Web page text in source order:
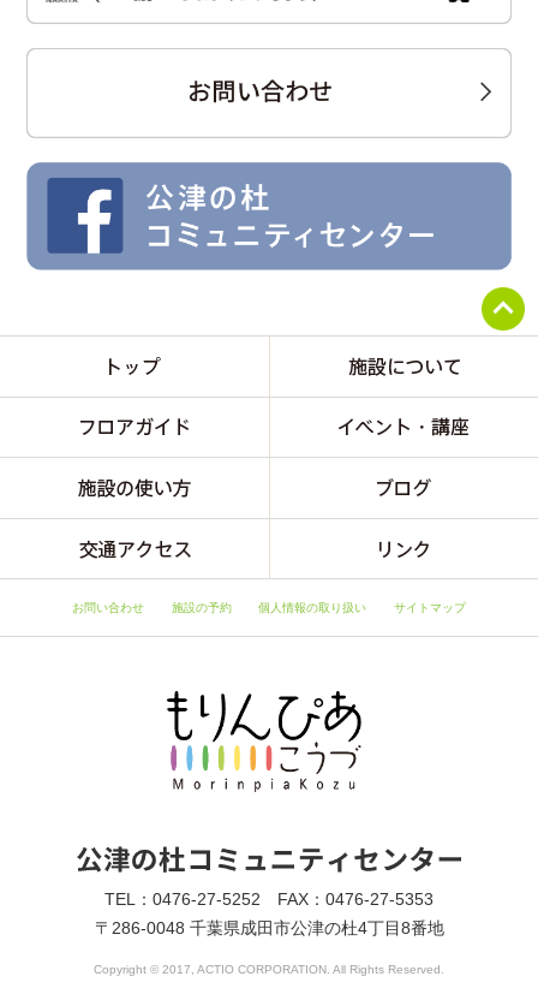
お問い合わせ 施設の予約 個人情報の取り扱い サイトマップ
TEL：0476-27-5252 FAX：0476-27-5353
〒286-0048 千葉県成田市公津の杜4丁目8番地
Copyright © 2017, ACTIO CORPORATION. All Rights Reserved.